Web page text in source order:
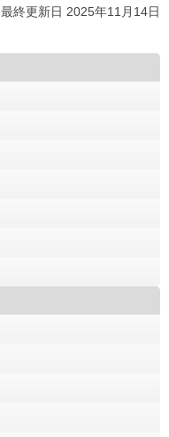
最終更新日 2025年11月14日